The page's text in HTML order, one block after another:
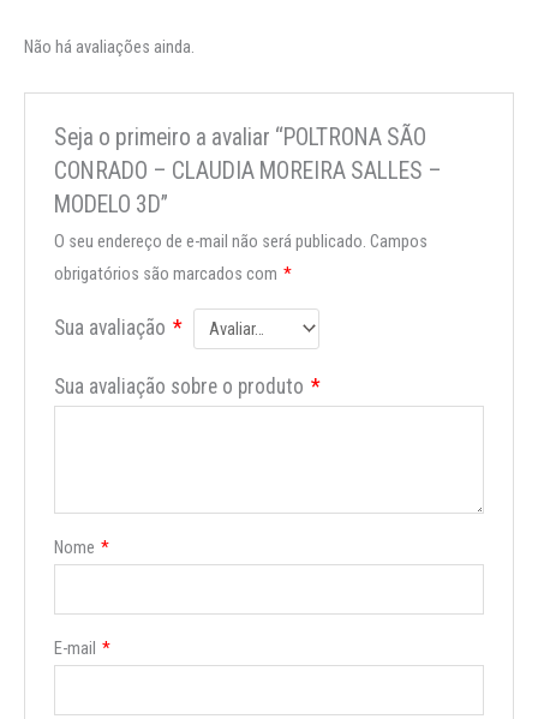
Não há avaliações ainda.
Seja o primeiro a avaliar “POLTRONA SÃO
CONRADO – CLAUDIA MOREIRA SALLES –
MODELO 3D”
O seu endereço de e-mail não será publicado. Campos
obrigatórios são marcados com *
Sua avaliação *
Sua avaliação sobre o produto *
Nome *
E-mail *